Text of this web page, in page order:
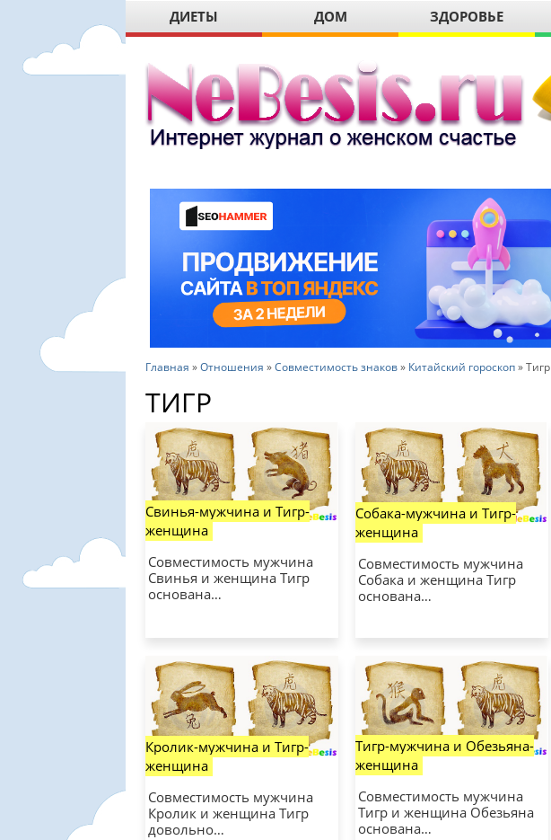
ДИЕТЫ ДОМ ЗДОРОВЬЕ
Главная »Отношения »Совместимость знаков» Китайский гороскоп»Тигр
ТИГР
Свинья-мужчина и Тигр-
женщина
Совместимость мужчина
Свинья и женщина Тигр
основана…
Собака-мужчина и Тигр-
женщина
Совместимость мужчина
Собака и женщина Тигр
основана…
Кролик-мужчина и Тигр-
женщина
Совместимость мужчина
Кролик и женщина Тигр
довольно…
Тигр-мужчина и Обезьяна-
женщина
Совместимость мужчина
Тигр и женщина Обезьяна
основана…